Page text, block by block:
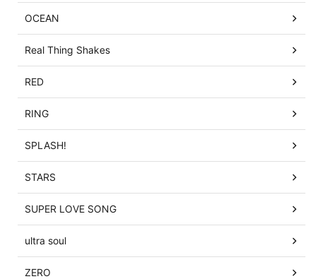
OCEAN
Real Thing Shakes
RED
RING
SPLASH!
STARS
SUPER LOVE SONG
ultra soul
ZERO